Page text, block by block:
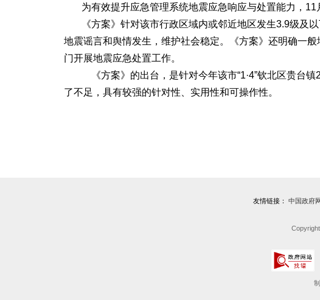
为有效提升应急管理系统地震应急响应与处置能力，
《方案》针对该市行政区域内或邻近地区发生3.9级及
地震谣言和舆情发生，维护社会稳定。《方案》还明确一
门开展地震应急处置工作。
《方案》的出台，是针对今年该市“1·4”钦北区贵台
了不足，具有较强的针对性、实用性和可操作性。
友情链接： 中国政府